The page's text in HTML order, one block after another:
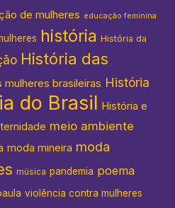
de mulheres educação feminina
história História da
História das
mulheres brasileiras História
do Brasil História e
meio ambiente
moda mineira moda
música pandemia poema
violência contra mulheres